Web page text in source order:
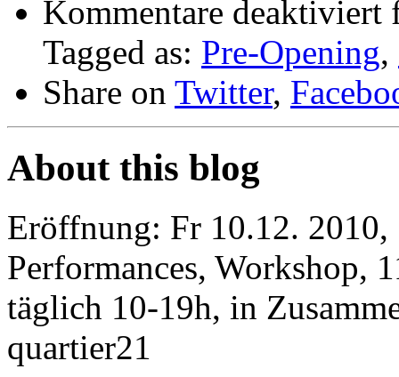
Kommentare deaktiviert
Tagged as: Pre-Opening,
Share on Twitter,
About this blog
Eröffnung: Fr 10.12.
Performances, Workshop,
täglich 10-19h, in
quartier21